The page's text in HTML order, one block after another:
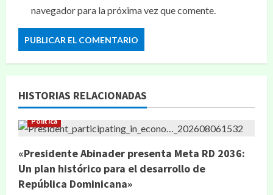
navegador para la próxima vez que comente.
HISTORIAS RELACIONADAS
Política
«Presidente Abinader presenta Meta RD 2036:
Un plan histórico para el desarrollo de
República Dominicana»